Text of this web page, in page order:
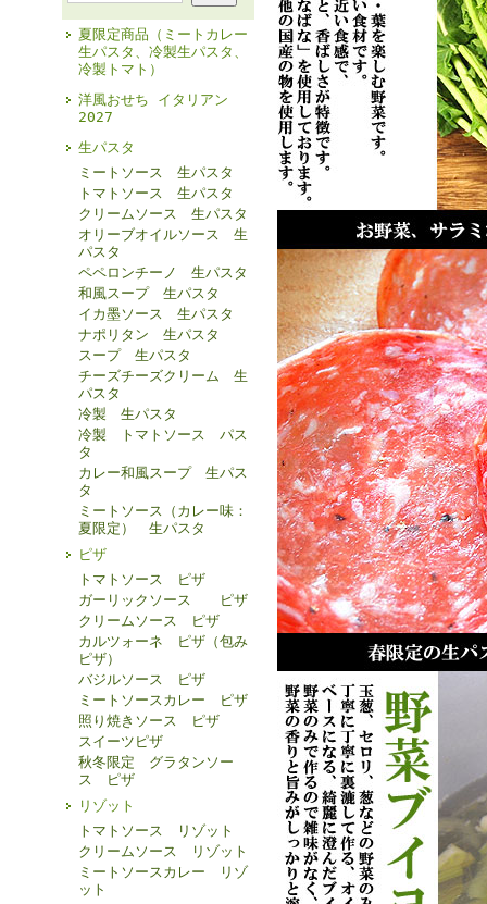
夏限定商品（ミートカレー
生パスタ、冷製生パスタ、
冷製トマト）
洋風おせち イタリアン
2027
生パスタ
ミートソース 生パスタ
トマトソース 生パスタ
クリームソース 生パスタ
オリーブオイルソース 生
パスタ
ペペロンチーノ 生パスタ
和風スープ 生パスタ
イカ墨ソース 生パスタ
ナポリタン 生パスタ
スープ 生パスタ
チーズチーズクリーム 生
パスタ
冷製 生パスタ
冷製 トマトソース パス
タ
カレー和風スープ 生パス
タ
ミートソース（カレー味：
夏限定） 生パスタ
ピザ
トマトソース ピザ
ガーリックソース ピザ
クリームソース ピザ
カルツォーネ ピザ（包み
ピザ）
バジルソース ピザ
ミートソースカレー ピザ
照り焼きソース ピザ
スイーツピザ
秋冬限定 グラタンソー
ス ピザ
リゾット
トマトソース リゾット
クリームソース リゾット
ミートソースカレー リゾ
ット